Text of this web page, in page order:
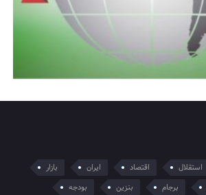
استقلال اقتصاد ایران
بازار
برجام بنزین
بودجه